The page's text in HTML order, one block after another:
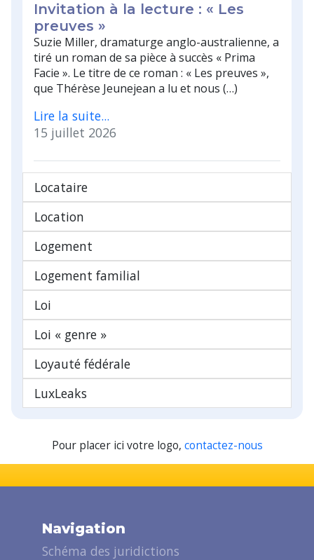
Invitation à la lecture : « Les
preuves »
Suzie Miller, dramaturge anglo-australienne, a
tiré un roman de sa pièce à succès « Prima
Facie ». Le titre de ce roman : « Les preuves »,
que Thérèse Jeunejean a lu et nous (…)
Lire la suite...
15 juillet 2026
Locataire
Location
Logement
Logement familial
Loi
Loi « genre »
Loyauté fédérale
LuxLeaks
Pour placer ici votre logo, contactez-nous
Navigation
Schéma des juridictions